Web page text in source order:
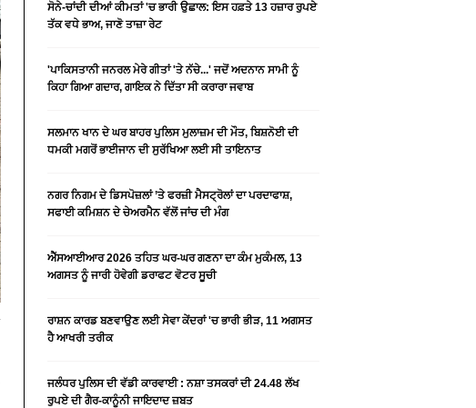
ਸੋਨੇ-ਚਾਂਦੀ ਦੀਆਂ ਕੀਮਤਾਂ 'ਚ ਭਾਰੀ ਉਛਾਲ: ਇਸ ਹਫ਼ਤੇ 13 ਹਜ਼ਾਰ ਰੁਪਏ
ਤੱਕ ਵਧੇ ਭਾਅ, ਜਾਣੋ ਤਾਜ਼ਾ ਰੇਟ
'ਪਾਕਿਸਤਾਨੀ ਜਨਰਲ ਮੇਰੇ ਗੀਤਾਂ 'ਤੇ ਨੱਚੇ...' ਜਦੋਂ ਅਦਨਾਨ ਸਾਮੀ ਨੂੰ
ਕਿਹਾ ਗਿਆ ਗਦਾਰ, ਗਾਇਕ ਨੇ ਦਿੱਤਾ ਸੀ ਕਰਾਰਾ ਜਵਾਬ
ਸਲਮਾਨ ਖਾਨ ਦੇ ਘਰ ਬਾਹਰ ਪੁਲਿਸ ਮੁਲਾਜ਼ਮ ਦੀ ਮੌਤ, ਬਿਸ਼ਨੋਈ ਦੀ
ਧਮਕੀ ਮਗਰੋਂ ਭਾਈਜਾਨ ਦੀ ਸੁਰੱਖਿਆ ਲਈ ਸੀ ਤਾਇਨਾਤ
ਨਗਰ ਨਿਗਮ ਦੇ ਡਿਸਪੋਜ਼ਲਾਂ ’ਤੇ ਫਰਜ਼ੀ ਮੈਸਟ੍ਰੋਲਾਂ ਦਾ ਪਰਦਾਫਾਸ਼,
ਸਫਾਈ ਕਮਿਸ਼ਨ ਦੇ ਚੇਅਰਮੈਨ ਵੱਲੋਂ ਜਾਂਚ ਦੀ ਮੰਗ
ਐੱਸਆਈਆਰ 2026 ਤਹਿਤ ਘਰ-ਘਰ ਗਣਨਾ ਦਾ ਕੰਮ ਮੁਕੰਮਲ, 13
ਅਗਸਤ ਨੂੰ ਜਾਰੀ ਹੋਵੇਗੀ ਡਰਾਫਟ ਵੋਟਰ ਸੂਚੀ
ਰਾਸ਼ਨ ਕਾਰਡ ਬਣਵਾਉਣ ਲਈ ਸੇਵਾ ਕੇਂਦਰਾਂ 'ਚ ਭਾਰੀ ਭੀੜ, 11 ਅਗਸਤ
ਹੈ ਆਖਰੀ ਤਰੀਕ
ਜਲੰਧਰ ਪੁਲਿਸ ਦੀ ਵੱਡੀ ਕਾਰਵਾਈ : ਨਸ਼ਾ ਤਸਕਰਾਂ ਦੀ 24.48 ਲੱਖ
ਰੁਪਏ ਦੀ ਗੈਰ-ਕਾਨੂੰਨੀ ਜਾਇਦਾਦ ਜ਼ਬਤ